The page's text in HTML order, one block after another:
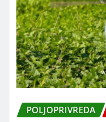
POLJOPRIVREDA